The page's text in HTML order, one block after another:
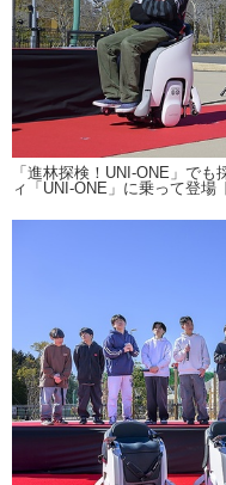
「進林探検！UNI-ONE」で
ィ「UNI-ONE」に乗って登場